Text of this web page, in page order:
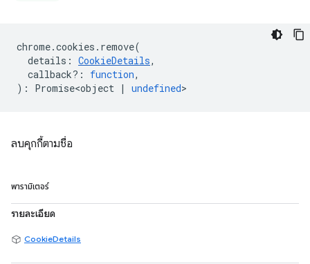
chrome.cookies . remove(
details : CookieDetails,
callback? : function,
) : Promise<object | undefined>
ลบคุกกี้ตามชื่อ
พารามิเตอร์
รายละเอียด
CookieDetails